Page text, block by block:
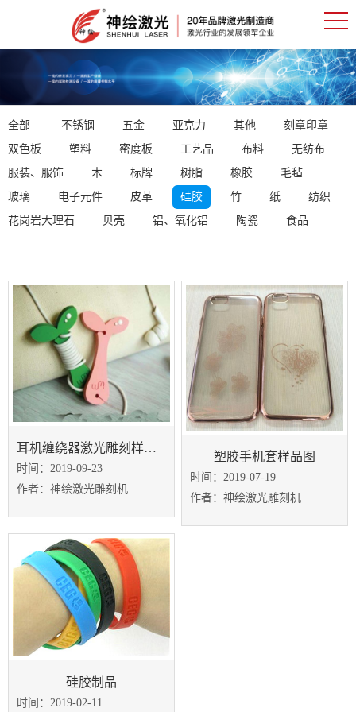
全部 不锈钢 五金 亚克力 其他
刻章印章
双色板
塑料 密度板 工艺品 布料
无纺布
服装、服饰
木 标牌 树脂 橡胶
毛毡
玻璃
电子元件 皮革 硅胶 竹 纸
纺织
花岗岩大理石
贝壳 铝、氧化铝 陶瓷 食品
耳机缠绕器激光雕刻样品图
时间：2019-09-23
作者：神绘激光雕刻机
塑胶手机套样品图
时间：2019-07-19
作者：神绘激光雕刻机
硅胶制品
时间：2019-02-11